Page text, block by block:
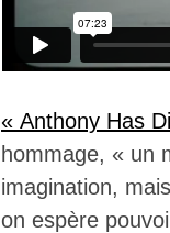
« Anthony Has
hommage, « un
imagination,
on espère